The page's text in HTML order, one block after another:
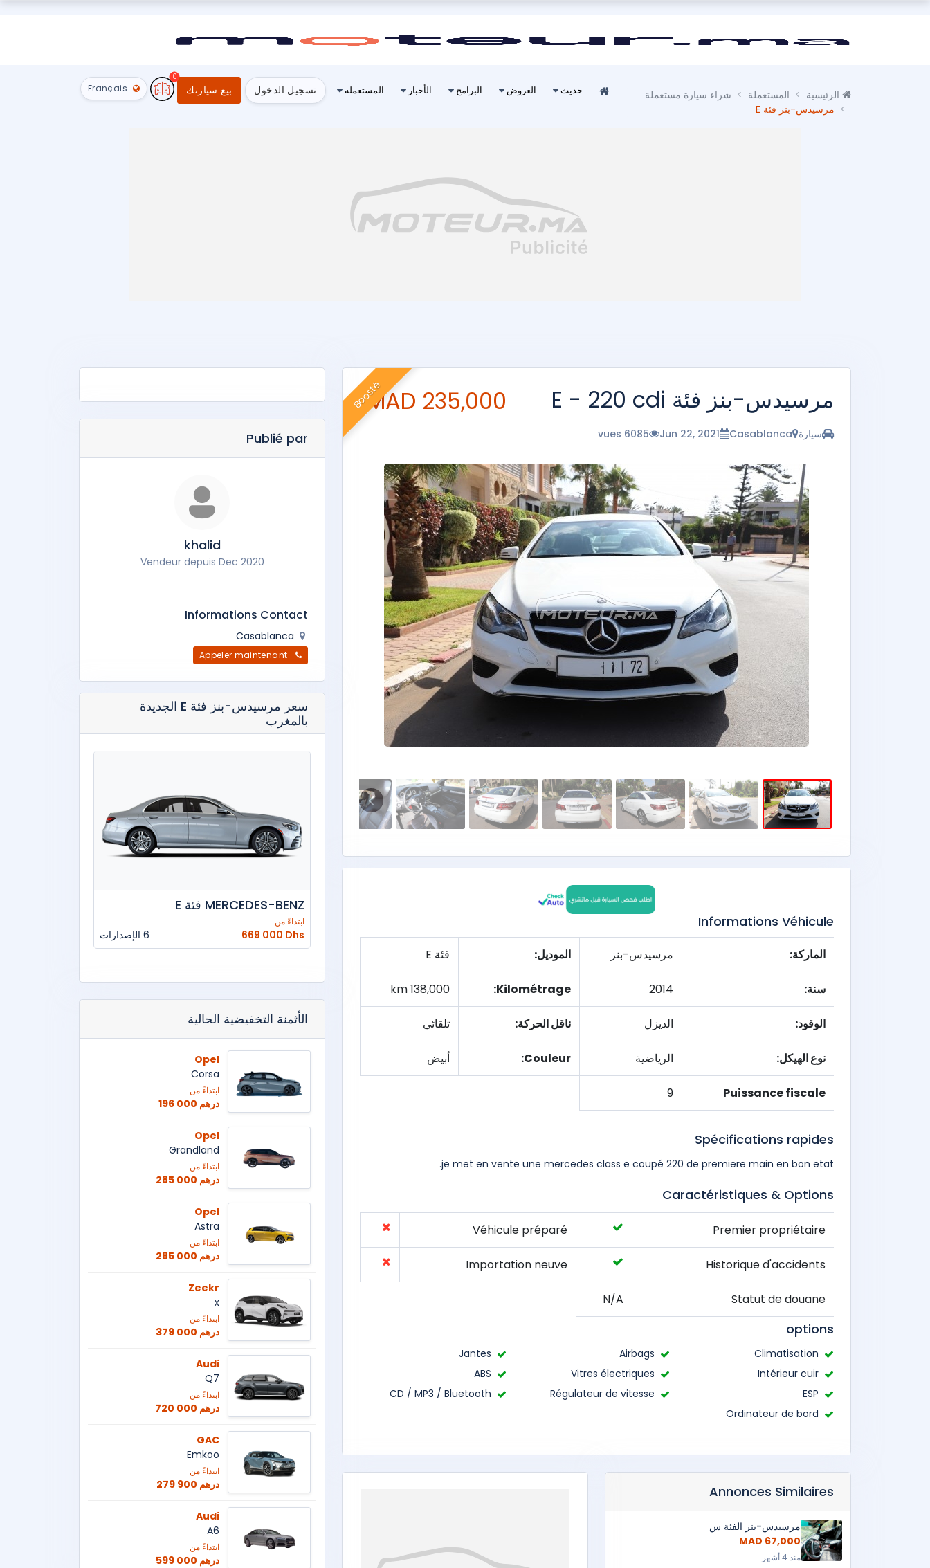
حديث العروض البرامج الأخبار المستعملة تسجيل الدخول بيع سيارتك
0
Français المستعملة
شراء سيارة مستعملة
مرسيدس-بنز فئة E
Boosté مرسيدس-بنز فئة E - 220 cdi 235,000 MAD
سيارة Casablanca
Jun 22, 2021
6085 vues
Informations Véhicule
الماركة: مرسيدس-بنز الموديل: فئة E
سنة: 2014
Kilométrage:
138,000 km
الوقود: الديزل ناقل الحركة: تلقائي
نوع الهيكل: الرياضية Couleur: أبيض
Puissance fiscale
9
Spécifications rapides
je met en vente une mercedes class e coupé 220 de premiere main en bon etat.
Caractéristiques & Options
Premier propriétaire
Véhicule préparé
Historique d'accidents
Importation neuve
Statut de douane
N/A
options
Climatisation
Airbags
Jantes
Intérieur cuir
Vitres électriques
ABS
ESP
Régulateur de vitesse
CD / MP3 / Bluetooth
Ordinateur de bord
Annonces Similaires
مرسيدس-بنز الفئة س
67,000 MAD
منذ 4 أشهر
Publié par
khalid
Vendeur depuis Dec 2020
Informations Contact
سعر مرسيدس-بنز فئة E الجديدة
بالمغرب
MERCEDES-BENZ فئة E
ابتداءً من
669 000 Dhs 6 الإصدارات
الأثمنة التخفيضية الحالية
Opel
Corsa
ابتداءً من
196 000 درهم
Opel
Grandland
ابتداءً من
285 000 درهم
Opel
Astra
ابتداءً من
285 000 درهم
Zeekr
x
ابتداءً من
379 000 درهم
Audi
Q7
ابتداءً من
720 000 درهم
GAC
Emkoo
ابتداءً من
279 900 درهم
Audi
A6
ابتداءً من
599 000 درهم